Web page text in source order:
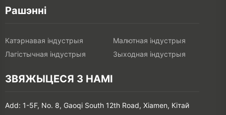
Рашэнні
Катэрнавая індустрыя
Малютная індустрыя
Лагістычная індустрыя
Зыходная індустрыя
ЗВЯЖЫЦЕСЯ З НАМІ
Add: 1-5F, No. 8, Gaoqi South 12th Road, Xiamen, Кітай